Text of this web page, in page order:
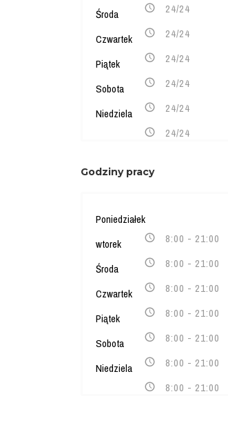
24/24
Środa
24/24
Czwartek
24/24
Piątek
24/24
Sobota
24/24
Niedziela
24/24
Godziny pracy
Poniedziałek
8:00 - 21:00
wtorek
8:00 - 21:00
Środa
8:00 - 21:00
Czwartek
8:00 - 21:00
Piątek
8:00 - 21:00
Sobota
8:00 - 21:00
Niedziela
8:00 - 21:00